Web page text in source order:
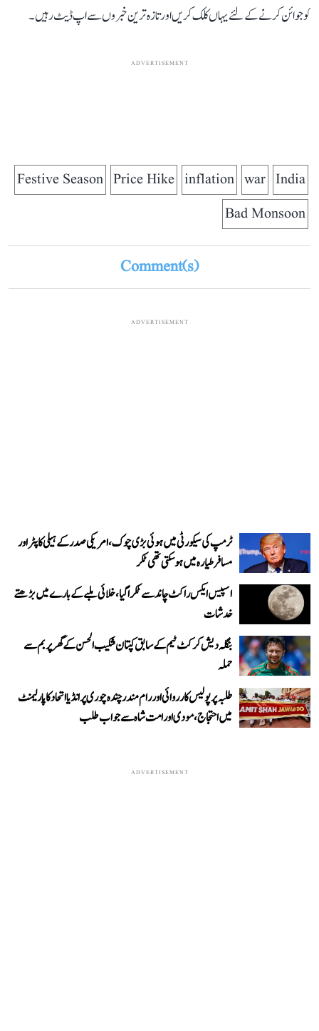
کو جوائن کرنے کے لئے یہاں کلک کریں اور تازہ ترین خبروں سے اپ ڈیٹ رہیں۔
ADVERTISEMENT
India
war
inflation
Price Hike
Festive Season
Bad Monsoon
Comment(s)
ADVERTISEMENT
ٹرمپ کی سیکورٹی میں ہوئی بڑی چوک، امریکی صدر کے ہیلی کاپٹر اور
مسافر طیارہ میں ہو سکتی تھی ٹکر
اسپیس ایکس راکٹ چاند سے ٹکرا گیا، خلائی ملبے کے بارے میں بڑھتے
خدشات
بنگلہ دیش کرکٹ ٹیم کے سابق کپتان شکیب الحسن کے گھر پر بم سے
حملہ
طلبہ پر پولیس کارروائی اور رام مندر چندہ چوری پر انڈیا اتحاد کا پارلیمنٹ
میں احتجاج، مودی اور امت شاہ سے جواب طلب
ADVERTISEMENT